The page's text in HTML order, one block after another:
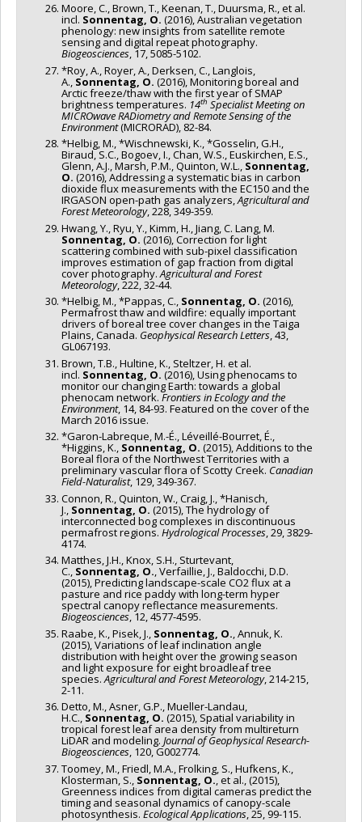
Moore, C., Brown, T., Keenan, T., Duursma, R., et al.
incl. Sonnentag, O. (2016), Australian vegetation
phenology: new insights from satellite remote
sensing and digital repeat photography.
Biogeosciences, 17, 5085-5102.
*Roy, A., Royer, A., Derksen, C., Langlois,
A., Sonnentag, O. (2016), Monitoring boreal and
Arctic freeze/thaw with the first year of SMAP
brightness temperatures. 14th Specialist Meeting on
MICROwave RADiometry and Remote Sensing of the
Environment(MICRORAD), 82-84.
*Helbig, M., *Wischnewski, K., *Gosselin, G.H.,
Biraud, S.C., Bogoev, I., Chan, W.S., Euskirchen, E.S.,
Glenn, A.J., Marsh, P.M., Quinton, W.L., Sonnentag,
O. (2016), Addressing a systematic bias in carbon
dioxide flux measurements with the EC150 and the
IRGASON open-path gas analyzers,Agricultural and
Forest Meteorology, 228, 349-359.
Hwang, Y., Ryu, Y., Kimm, H., Jiang, C. Lang, M.
Sonnentag, O. (2016), Correction for light
scattering combined with sub-pixel classification
improves estimation of gap fraction from digital
cover photography.Agricultural and Forest
Meteorology, 222, 32-44.
*Helbig, M., *Pappas, C., Sonnentag, O. (2016),
Permafrost thaw and wildfire: equally important
drivers of boreal tree cover changes in the Taiga
Plains, Canada. Geophysical Research Letters, 43,
GL067193.
Brown, T.B., Hultine, K., Steltzer, H. et al.
incl. Sonnentag, O. (2016), Using phenocams to
monitor our changing Earth: towards a global
phenocam network.Frontiers in Ecology and the
Environment, 14, 84-93. Featured on the cover of the
March 2016 issue.
*Garon-Labreque, M.-É., Léveillé-Bourret, É.,
*Higgins, K., Sonnentag, O. (2015), Additions to the
Boreal flora of the Northwest Territories with a
preliminary vascular flora of Scotty Creek. Canadian
Field-Naturalist, 129, 349-367.
Connon, R., Quinton, W., Craig, J., *Hanisch,
J., Sonnentag, O. (2015), The hydrology of
interconnected bog complexes in discontinuous
permafrost regions. Hydrological Processes, 29, 3829-
4174.
Matthes, J.H., Knox, S.H., Sturtevant,
C., Sonnentag, O., Verfaillie, J., Baldocchi, D.D.
(2015), Predicting landscape-scale CO2 flux at a
pasture and rice paddy with long-term hyper
spectral canopy reflectance measurements.
Biogeosciences, 12, 4577-4595.
Raabe, K., Pisek, J., Sonnentag, O., Annuk, K.
(2015), Variations of leaf inclination angle
distribution with height over the growing season
and light exposure for eight broadleaf tree
species.Agricultural and Forest Meteorology, 214-215,
2-11.
Detto, M., Asner, G.P., Mueller-Landau,
H.C., Sonnentag, O. (2015), Spatial variability in
tropical forest leaf area density from multireturn
LiDAR and modeling. Journal of Geophysical Research-
Biogeosciences, 120, G002774.
Toomey, M., Friedl, M.A., Frolking, S., Hufkens, K.,
Klosterman, S., Sonnentag, O., et al., (2015),
Greenness indices from digital cameras predict the
timing and seasonal dynamics of canopy-scale
photosynthesis. Ecological Applications, 25, 99-115.